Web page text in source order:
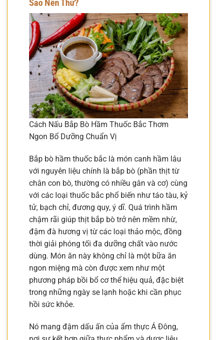
Sao Nên Thử?
Cách Nấu Bắp Bò Hầm Thuốc Bắc Thơm
Ngon Bổ Dưỡng Chuẩn Vị
Bắp bò hầm thuốc bắc là món canh hầm lâu
với nguyên liệu chính là bắp bò (phần thịt từ
chân con bò, thường có nhiều gân và cơ) cùng
với các loại thuốc bắc phổ biến như táo tàu, kỷ
tử, bạch chỉ, đương quy, ý dĩ. Quá trình hầm
chậm rãi giúp thịt bắp bò trở nên mềm nhừ,
đậm đà hương vị từ các loại thảo mộc, đồng
thời giải phóng tối đa dưỡng chất vào nước
dùng. Món ăn này không chỉ là một bữa ăn
ngon miệng mà còn được xem như một
phương pháp bồi bổ cơ thể hiệu quả, đặc biệt
trong những ngày se lạnh hoặc khi cần phục
hồi sức khỏe.
Nó mang đậm dấu ấn của ẩm thực Á Đông,